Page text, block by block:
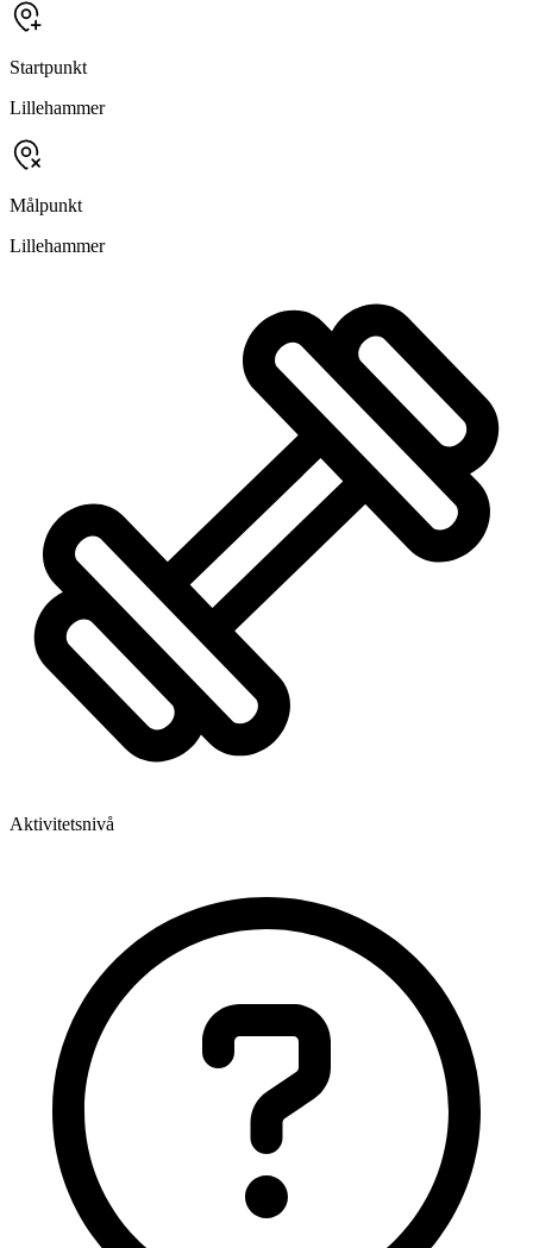
Startpunkt
Lillehammer
Målpunkt
Lillehammer
Aktivitetsnivå